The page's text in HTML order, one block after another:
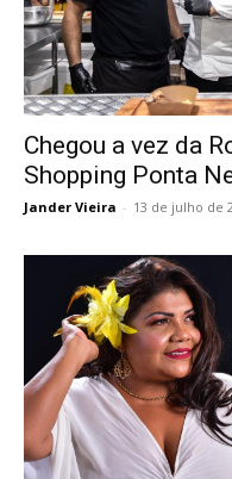
Chegou a vez da
Shopping Ponta
Jander Vieira - 13 de julho de